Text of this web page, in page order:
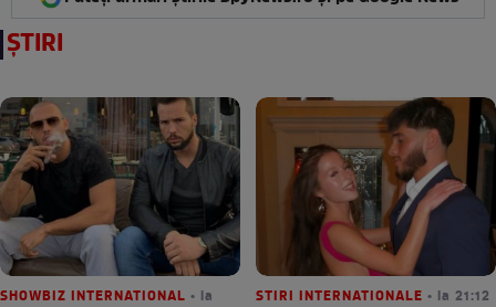
ȘTIRI
SHOWBIZ INTERNATIONAL • la STIRI INTERNATIONALE • la 21:12